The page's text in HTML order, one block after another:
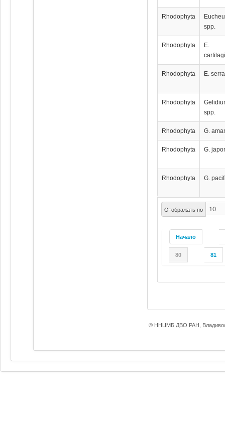
Отображать по
Начало
80 81
Rhodophyta
spp.
Rhodophyta
E.
Rhodophyta E. serra
Rhodophyta
spp.
Rhodophyta G.
Rhodophyta G.
Rhodophyta G.
© ННЦМБ ДВО РАН,